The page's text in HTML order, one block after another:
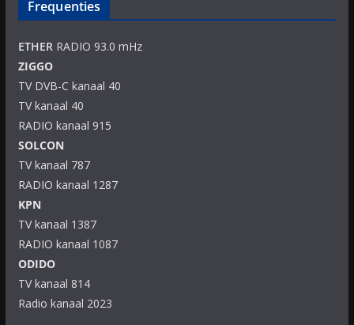
Frequenties
ETHERRADIO 93.0 mHz
ZIGGO
TV DVB-C kanaal 40
TV kanaal 40
RADIO kanaal 915
SOLCON
TV kanaal 787
RADIO kanaal 1287
KPN
TV kanaal 1387
RADIO kanaal 1087
ODIDO
TV kanaal 814
Radio kanaal 2023